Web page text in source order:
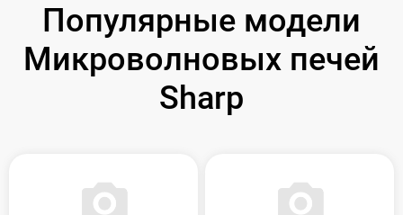
Популярные модели
Микроволновых печей
Sharp